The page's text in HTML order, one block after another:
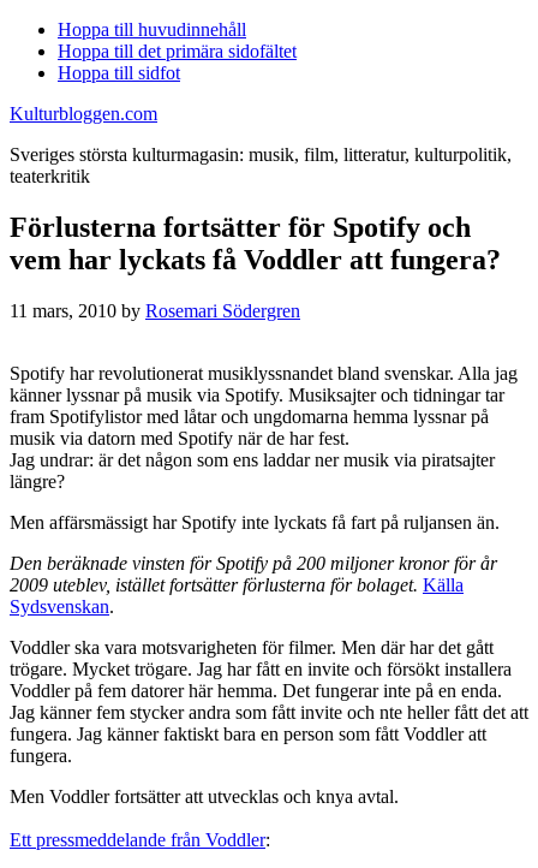
Hoppa till huvudinnehåll
Hoppa till det primära sidofältet
Hoppa till sidfot
Kulturbloggen.com
Sveriges största kulturmagasin: musik, film, litteratur, kulturpolitik,
teaterkritik
Förlusterna fortsätter för Spotify och
vem har lyckats få Voddler att fungera?
11 mars, 2010 by Rosemari Södergren
Spotify har revolutionerat musiklyssnandet bland svenskar. Alla jag
känner lyssnar på musik via Spotify. Musiksajter och tidningar tar
fram Spotifylistor med låtar och ungdomarna hemma lyssnar på
musik via datorn med Spotify när de har fest.
Jag undrar: är det någon som ens laddar ner musik via piratsajter
längre?
Men affärsmässigt har Spotify inte lyckats få fart på ruljansen än.
Den beräknade vinsten för Spotify på 200 miljoner kronor för år
2009 uteblev, istället fortsätter förlusterna för bolaget. Källa
Sydsvenskan.
Voddler ska vara motsvarigheten för filmer. Men där har det gått
trögare. Mycket trögare. Jag har fått en invite och försökt installera
Voddler på fem datorer här hemma. Det fungerar inte på en enda.
Jag känner fem stycker andra som fått invite och nte heller fått det att
fungera. Jag känner faktiskt bara en person som fått Voddler att
fungera.
Men Voddler fortsätter att utvecklas och knya avtal.
Ett pressmeddelande från Voddler: